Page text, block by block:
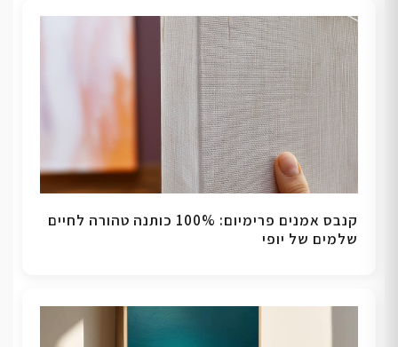
קנבס אמנים פרימיום: 100% כותנה טהורה לחיים
שלמים של יופי